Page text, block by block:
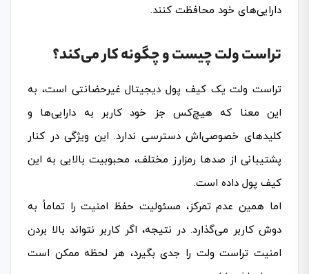
دارایی‌های خود محافظت کنند.
تراست ولت چیست و چگونه کار می‌کند؟
تراست ولت یک کیف پول دیجیتال غیرحضانتی است، به
این معنا که هیچ‌کس جز خود کاربر به دارایی‌ها و
کلیدهای خصوصی‌اش دسترسی ندارد. این ویژگی در کنار
پشتیبانی از صدها رمزارز مختلف، محبوبیت بالایی به این
کیف پول داده است.
اما همین عدم تمرکز، مسئولیت حفظ امنیت را تماماً به
دوش کاربر می‌گذارد. در نتیجه، اگر کاربر نتواند بالا بردن
امنیت تراست ولت را جدی بگیرد، هر لحظه ممکن است